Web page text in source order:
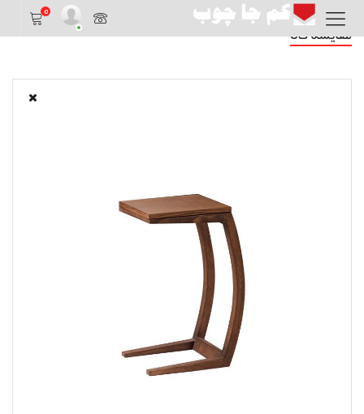
0
مقایسه کالا